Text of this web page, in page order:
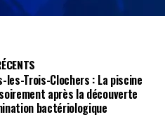
les-Trois-Clochers : La piscine
après la découverte
bactériologique